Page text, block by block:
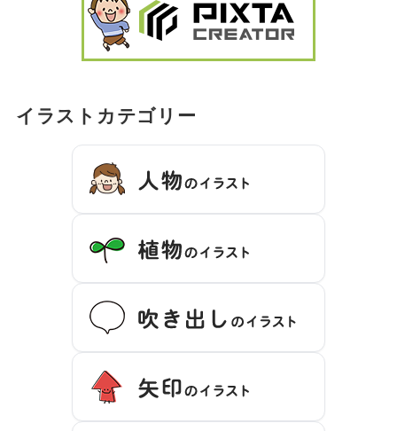
イラストカテゴリー